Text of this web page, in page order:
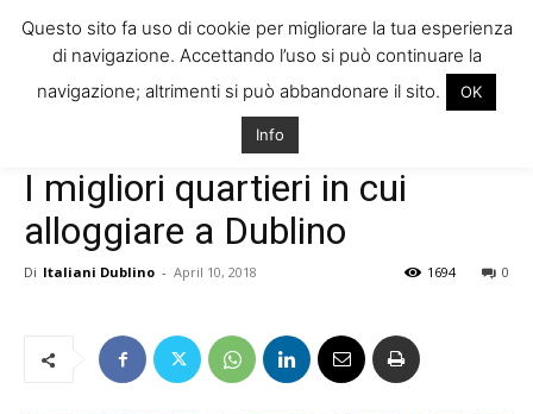
I migliori quartieri in cui
alloggiare a Dublino
Di Italiani Dublino - April 10, 2018 0
1694
Questo sito fa uso di cookie per migliorare la tua esperienza
di navigazione. Accettando l’uso si può continuare la
navigazione; altrimenti si può abbandonare il sito.
OK
Info